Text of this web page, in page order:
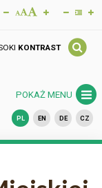
KONTRAST
POKAŻ MENU
PL EN DE CZ